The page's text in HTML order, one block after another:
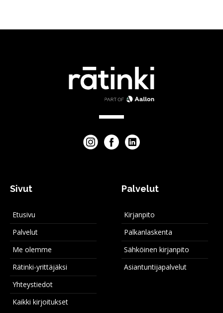
Sivut
Etusivu
Palvelut
Me olemme
Rätinki-yrittäjäksi
Yhteystiedot
Kaikki kirjoitukset
Palvelut
Kirjanpito
Palkanlaskenta
Sähköinen kirjanpito
Asiantuntijapalvelut